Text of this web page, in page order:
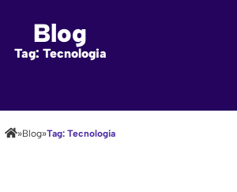
Blog
Tag: Tecnologia
»Blog»Tag: Tecnologia